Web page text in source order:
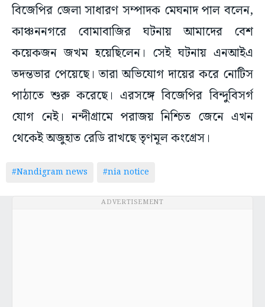
বিজেপির জেলা সাধারণ সম্পাদক মেঘনাদ পাল বলেন,
কাঞ্চননগরে বোমাবাজির ঘটনায় আমাদের বেশ
কয়েকজন জখম হয়েছিলেন। সেই ঘটনায় এনআইএ
তদন্তভার পেয়েছে। তারা অভিযোগ দায়ের করে নোটিস
পাঠাতে শুরু করেছে। এরসঙ্গে বিজেপির বিন্দুবিসর্গ
যোগ নেই। নন্দীগ্রামে পরাজয় নিশ্চিত জেনে এখন
থেকেই অজুহাত রেডি রাখছে তৃণমূল কংগ্রেস।
#Nandigram news #nia notice
ADVERTISEMENT